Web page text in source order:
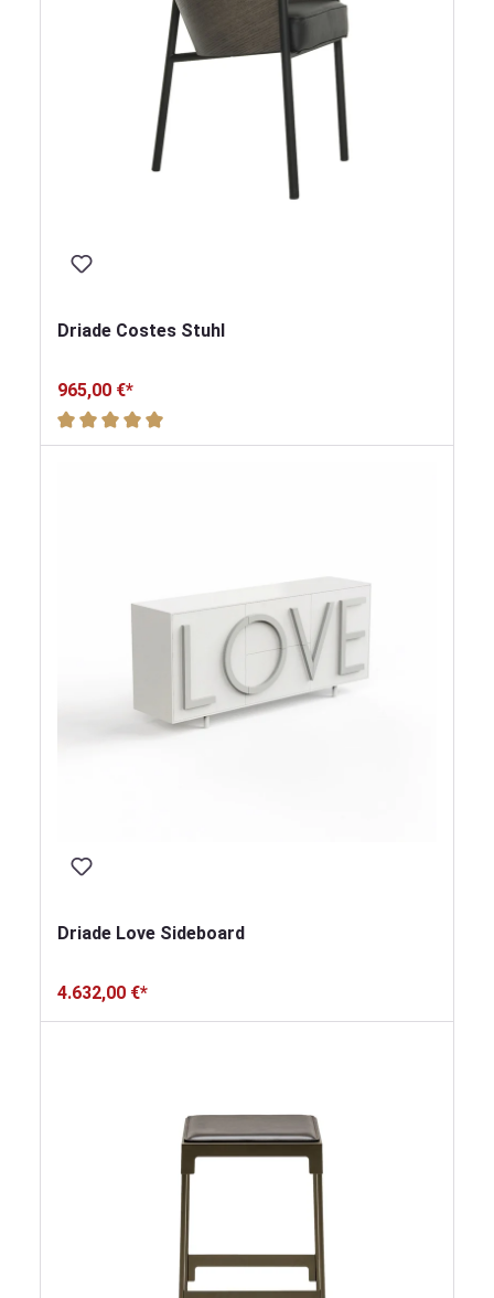
Driade Costes Stuhl
965,00 €*
Durchschnittliche Bewertung von 5 von 5 Sternen
Driade Love Sideboard
4.632,00 €*